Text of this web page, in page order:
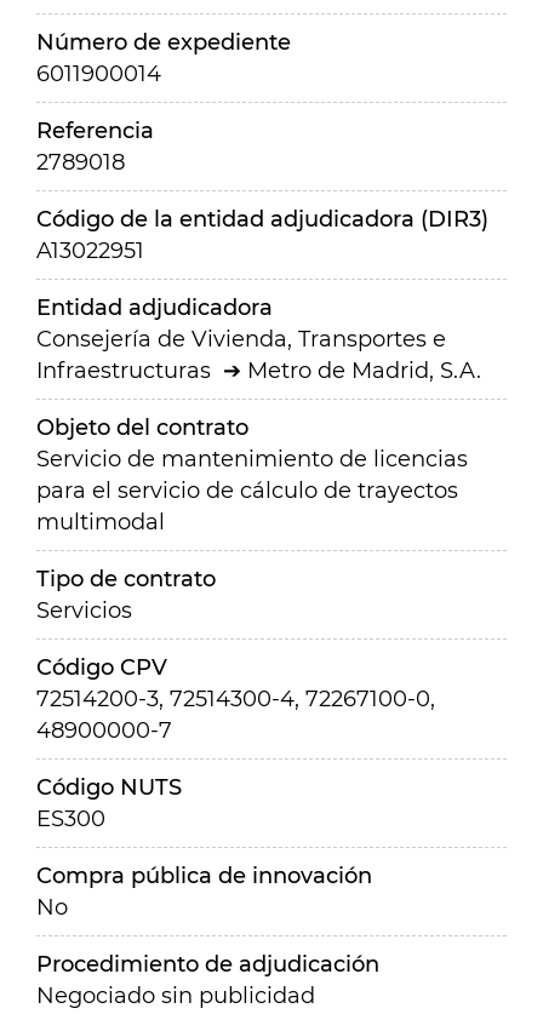
Número de expediente
6011900014
Referencia
2789018
Código de la entidad adjudicadora (DIR3)
A13022951
Entidad adjudicadora
Consejería de Vivienda, Transportes e
Infraestructuras
Metro de Madrid, S.A.
Objeto del contrato
Servicio de mantenimiento de licencias
para el servicio de cálculo de trayectos
multimodal
Tipo de contrato
Servicios
Código CPV
72514200-3, 72514300-4, 72267100-0,
48900000-7
Código NUTS
ES300
Compra pública de innovación
No
Procedimiento de adjudicación
Negociado sin publicidad